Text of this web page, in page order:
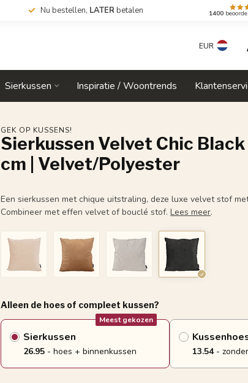
Nu bestellen, LATER betalen 1400
EUR
Sierkussen Inspiratie / Woontrends
GEK OP KUSSENS!
Sierkussen Velvet Chic
cm | Velvet/Polyester
Een sierkussen met chique uitstraling, deze luxe velvet stof
Combineer met effen velvet of bouclé stof.Lees meer.
Alleen de hoes of compleet kussen?
Sierkussen
Meest gekozen
26.95 - hoes + binnenkussen 13.54-